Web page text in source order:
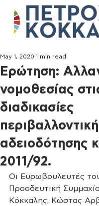
Ερώτηση:
νομοθεσίας
διαδικασίες
αδειοδότησης
2011/92.
May 1, 2020 1 min read
Οι Ευρωβουλευτές
Προοδευτική
Κόκκαλης, Κώστας